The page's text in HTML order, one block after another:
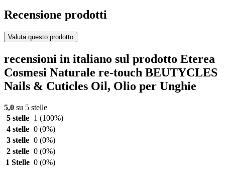
Recensione prodotti
Valuta questo prodotto
recensioni in italiano sul prodotto Eterea
Cosmesi Naturale re-touch BEUTYCLES
Nails & Cuticles Oil, Olio per Unghie
5,0 su 5 stelle
5 stelle
1 (100%)
4 stelle 0 (0%)
3 stelle 0 (0%)
2 stelle 0 (0%)
1 Stelle 0 (0%)